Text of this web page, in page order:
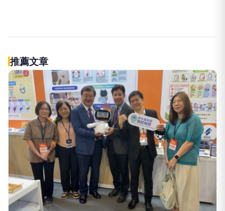
說愛妳！
PR
KOSPI 50今強勢開募
大華銀全能行銷方案
PR
立即諮詢HPV！是對自己健康最好
的投資，把握現在不嫌晚！
台灣癌症基金會
推薦文章